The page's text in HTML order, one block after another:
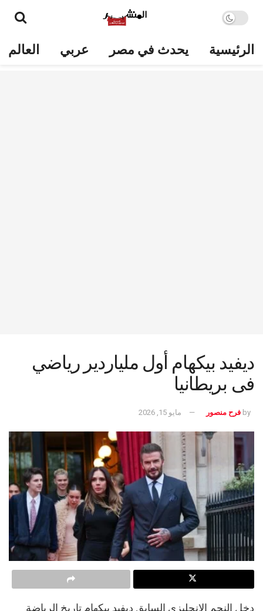
الرئيسية يحدث في مصر عربي العالم
ديفيد بيكهام أول ملياردير رياضي
فى بريطانيا
by فرح منصور مايو 15, 2026
دخل النجم الإنجليزي السابق ديفيد بيكهام تاريخ الرياضة